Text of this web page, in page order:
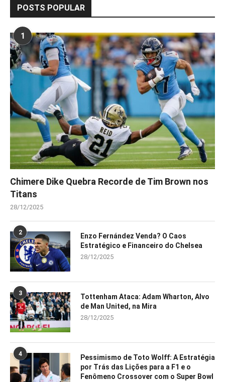
POSTS POPULAR
1
Chimere Dike Quebra Recorde de Tim Brown nos
Titans
28/12/2025
2
Enzo Fernández Venda? O Caos
Estratégico e Financeiro do Chelsea
28/12/2025
3
Tottenham Ataca: Adam Wharton, Alvo
de Man United, na Mira
28/12/2025
4
Pessimismo de Toto Wolff: A Estratégia
por Trás das Lições para a F1 e o
Fenômeno Crossover com o Super Bowl